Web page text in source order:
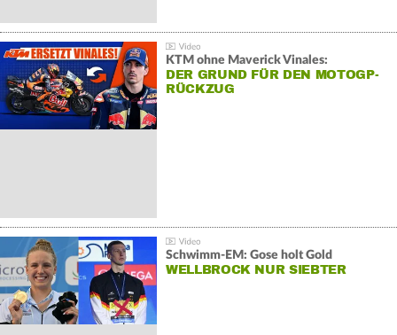
KTM ohne Maverick Vinales:
DER GRUND FÜR DEN MOTOGP-
RÜCKZUG
Schwimm-EM: Gose holt Gold
WELLBROCK NUR SIEBTER